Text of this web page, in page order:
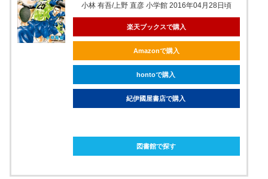
小林 有吾/上野 直彦 小学館 2016年04月28日頃
楽天ブックスで購入
Amazonで購入
hontoで購入
紀伊國屋書店で購入
図書館で探す